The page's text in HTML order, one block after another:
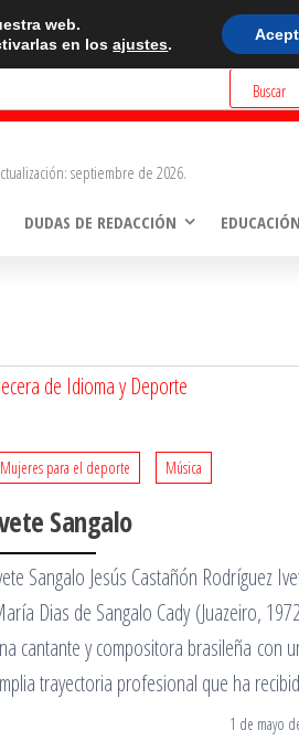
BUSCADOR
septiembre de 2026.
DUDAS DE REDACCIÓN EDUCACIÓN
Mujeres para el deporte Música
Sangalo
Sangalo Jesús Castañón Rodríguez
Dias de Sangalo Cady (Juazeiro,
cantante y compositora brasileña con
trayectoria profesional que ha
1 de mayo
web.
en losajustes.